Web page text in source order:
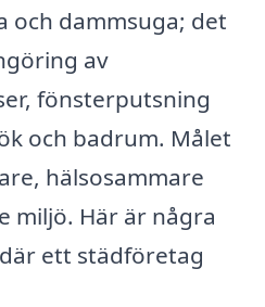
och dammsuga; det
av
fönsterputsning
och badrum. Målet
hälsosammare
miljö. Här är några
ett städföretag